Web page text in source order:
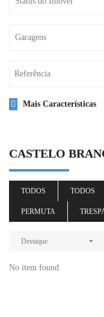
Mais Características
CASTELO
TODOS TODOS
PERMUTA
Destaque
No item found